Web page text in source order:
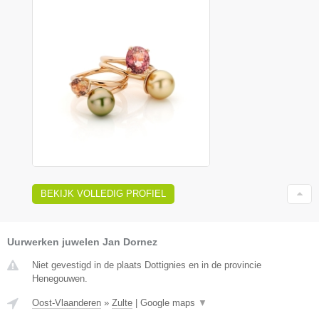
BEKIJK VOLLEDIG PROFIEL
Uurwerken juwelen Jan Dornez
Niet gevestigd in de plaats Dottignies en in de provincie
Henegouwen.
Oost-Vlaanderen » Zulte Google maps ▼